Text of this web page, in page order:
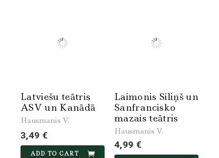
Latviešu teātris
ASV un Kanādā
Hausmanis V.
3,49 €
ADD TO CART
Laimonis Siliņš un
Sanfrancisko
mazais teātris
Hausmanis V.
4,99 €